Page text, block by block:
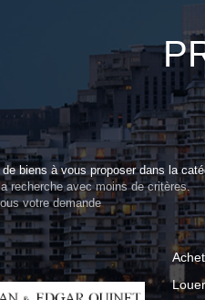
biens à vous proposer dans la
recherche avec moins de critères.
votre demande
Louer